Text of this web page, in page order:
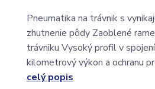
Pneumatika na trávnik s
zhutnenie pôdy Zaoblené
trávniku Vysoký profil v
kilometrový výkon a ochranu
celý popis